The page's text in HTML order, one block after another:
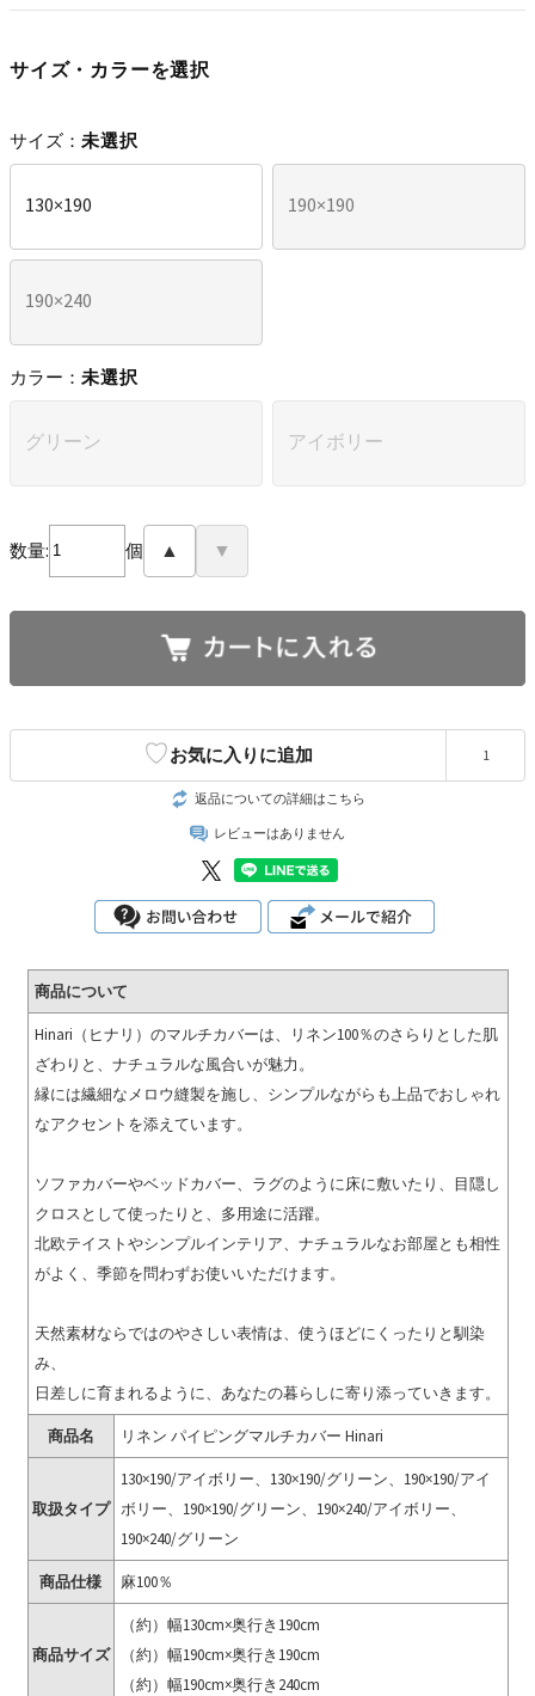
サイズ・カラーを選択
サイズ： 未選択
130×190 190×190
190×240
カラー： 未選択
グリーン アイボリー
数量: 個 ▲ ▼
♡お気に入りに追加 1
返品についての詳細はこちら
レビューはありません
商品について
Hinari（ヒナリ）のマルチカバーは、リネン100％のさらりとした肌
ざわりと、ナチュラルな風合いが魅力。
縁には繊細なメロウ縫製を施し、シンプルながらも上品でおしゃれ
なアクセントを添えています。
ソファカバーやベッドカバー、ラグのように床に敷いたり、目隠し
クロスとして使ったりと、多用途に活躍。
北欧テイストやシンプルインテリア、ナチュラルなお部屋とも相性
がよく、季節を問わずお使いいただけます。
天然素材ならではのやさしい表情は、使うほどにくったりと馴染
み、
日差しに育まれるように、あなたの暮らしに寄り添っていきます。
商品名 リネン パイピングマルチカバー Hinari
取扱タイプ
130×190/アイボリー、130×190/グリーン、190×190/アイ
ボリー、190×190/グリーン、190×240/アイボリー、
190×240/グリーン
商品仕様 麻100％
商品サイズ
（約）幅130cm×奥行き190cm
（約）幅190cm×奥行き190cm
（約）幅190cm×奥行き240cm